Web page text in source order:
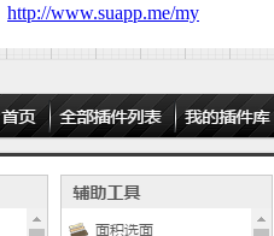
http://www.suapp.me/my